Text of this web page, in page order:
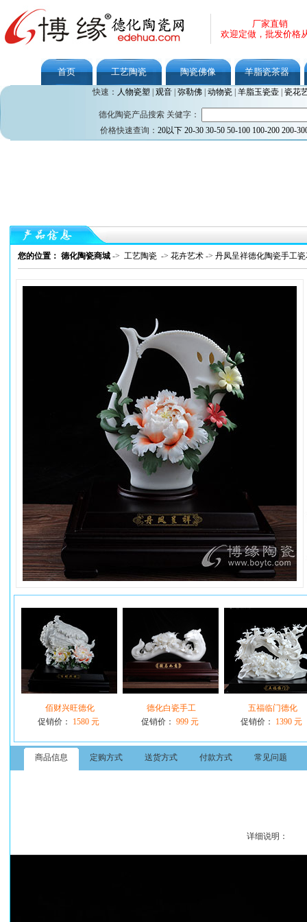
厂家直销
欢迎定做，批发价格
首页 工艺陶瓷 陶瓷佛像 羊脂瓷茶器
快速： 人物瓷塑 观音| 弥勒佛| 动物瓷| 羊脂玉瓷壶| 瓷花
德化陶瓷产品搜索 关健字：
价格快速查询： 20以下 20-30 30-50 50-100 100-200 200-
您的位置： 德化陶瓷商城 -> 工艺陶瓷 -> 花卉艺术 -> 丹凤呈祥德化陶瓷手工
佰财兴旺德化
促销价：
1580 元
德化白瓷手工
促销价： 999 元
五福临门德化
促销价：
1390 元
商品信息 定购方式 送货方式 付款方式 常见问题
详细说明：